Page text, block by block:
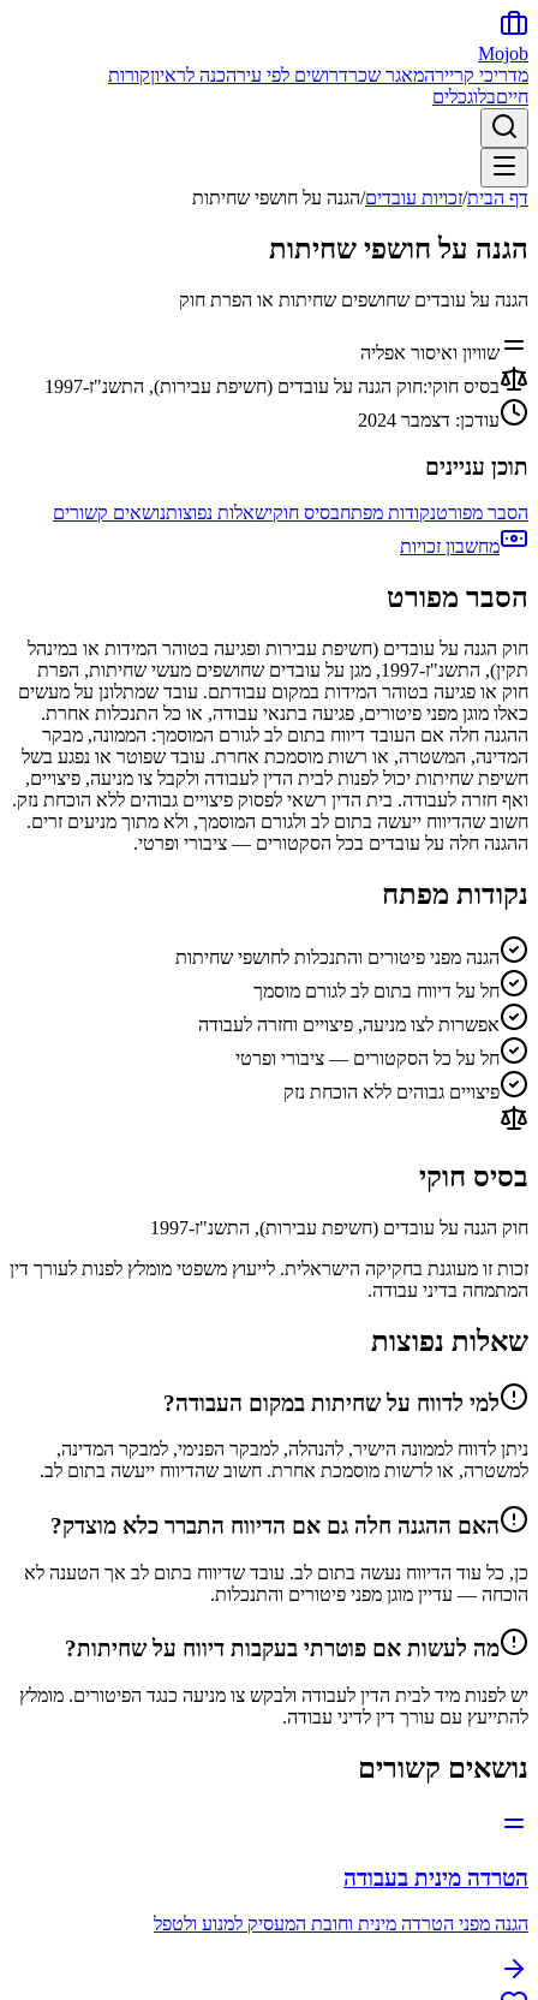
Mojob
מדריכי קריירהמאגר שכרדרושים לפי עירהכנה לראיוןקורות
חייםבלוגכלים
דף הבית/זכויות עובדים/הגנה על חושפי שחיתות
הגנה על חושפי שחיתות
הגנה על עובדים שחושפים שחיתות או הפרת חוק
שוויון ואיסור אפליה
בסיס חוקי:חוק הגנה על עובדים (חשיפת עבירות), התשנ"ז-1997
עודכן: דצמבר 2024
תוכן עניינים
הסבר מפורטנקודות מפתחבסיס חוקישאלות נפוצותנושאים קשורים
מחשבון זכויות
הסבר מפורט
חוק הגנה על עובדים (חשיפת עבירות ופגיעה בטוהר המידות או במינהל
תקין), התשנ"ז-1997, מגן על עובדים שחושפים מעשי שחיתות, הפרת
חוק או פגיעה בטוהר המידות במקום עבודתם. עובד שמתלונן על מעשים
כאלו מוגן מפני פיטורים, פגיעה בתנאי עבודה, או כל התנכלות אחרת.
ההגנה חלה אם העובד דיווח בתום לב לגורם המוסמך: הממונה, מבקר
המדינה, המשטרה, או רשות מוסמכת אחרת. עובד שפוטר או נפגע בשל
חשיפת שחיתות יכול לפנות לבית הדין לעבודה ולקבל צו מניעה, פיצויים,
ואף חזרה לעבודה. בית הדין רשאי לפסוק פיצויים גבוהים ללא הוכחת נזק.
חשוב שהדיווח ייעשה בתום לב ולגורם המוסמך, ולא מתוך מניעים זרים.
ההגנה חלה על עובדים בכל הסקטורים — ציבורי ופרטי.
נקודות מפתח
הגנה מפני פיטורים והתנכלות לחושפי שחיתות
חל על דיווח בתום לב לגורם מוסמך
אפשרות לצו מניעה, פיצויים וחזרה לעבודה
חל על כל הסקטורים — ציבורי ופרטי
פיצויים גבוהים ללא הוכחת נזק
בסיס חוקי
חוק הגנה על עובדים (חשיפת עבירות), התשנ"ז-1997
זכות זו מעוגנת בחקיקה הישראלית. לייעוץ משפטי מומלץ לפנות לעורך דין
המתמחה בדיני עבודה.
שאלות נפוצות
למי לדווח על שחיתות במקום העבודה?
ניתן לדווח לממונה הישיר, להנהלה, למבקר הפנימי, למבקר המדינה,
למשטרה, או לרשות מוסמכת אחרת. חשוב שהדיווח ייעשה בתום לב.
האם ההגנה חלה גם אם הדיווח התברר כלא מוצדק?
כן, כל עוד הדיווח נעשה בתום לב. עובד שדיווח בתום לב אך הטענה לא
הוכחה — עדיין מוגן מפני פיטורים והתנכלות.
מה לעשות אם פוטרתי בעקבות דיווח על שחיתות?
יש לפנות מיד לבית הדין לעבודה ולבקש צו מניעה כנגד הפיטורים. מומלץ
להתייעץ עם עורך דין לדיני עבודה.
נושאים קשורים
הטרדה מינית בעבודה
הגנה מפני הטרדה מינית וחובת המעסיק למנוע ולטפל